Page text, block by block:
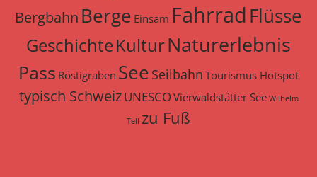
Bergbahn Berge Einsam FahrradFlüsse
GeschichteKulturNaturerlebnis
Pass Röstigraben See Seilbahn Tourismus Hotspot
typisch SchweizUNESCOVierwaldstätter See Wilhelm
Tell zu Fuß